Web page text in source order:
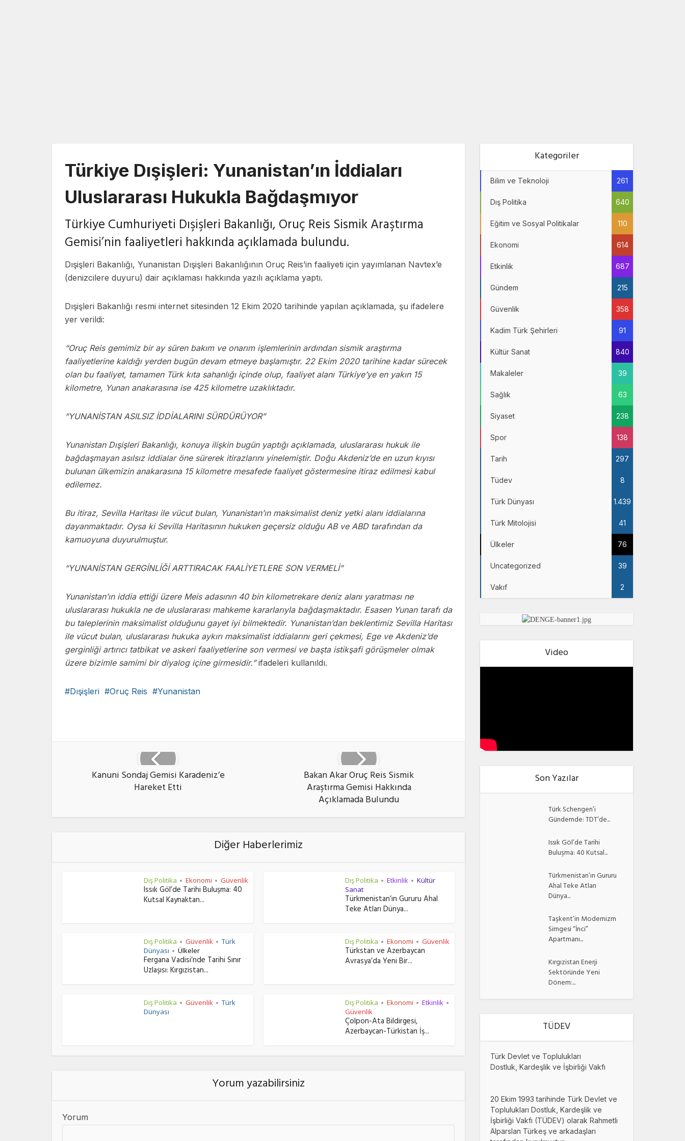
Türkiye Dışişleri: Yunanistan’ın İddiaları
Uluslararası Hukukla Bağdaşmıyor
Türkiye Cumhuriyeti Dışişleri Bakanlığı, Oruç Reis Sismik Araştırma
Gemisi’nin faaliyetleri hakkında açıklamada bulundu.
Dışişleri Bakanlığı, Yunanistan Dışişleri Bakanlığının Oruç Reis’in faaliyeti için yayımlanan Navtex’e
(denizcilere duyuru) dair açıklaması hakkında yazılı açıklama yaptı.
Dışişleri Bakanlığı resmi internet sitesinden 12 Ekim 2020 tarihinde yapılan açıklamada, şu ifadelere
yer verildi:
“Oruç Reis gemimiz bir ay süren bakım ve onarım işlemlerinin ardından sismik araştırma
faaliyetlerine kaldığı yerden bugün devam etmeye başlamıştır. 22 Ekim 2020 tarihine kadar sürecek
olan bu faaliyet, tamamen Türk kıta sahanlığı içinde olup, faaliyet alanı Türkiye’ye en yakın 15
kilometre, Yunan anakarasına ise 425 kilometre uzaklıktadır.
“YUNANİSTAN ASILSIZ İDDİALARINI SÜRDÜRÜYOR”
Yunanistan Dışişleri Bakanlığı, konuya ilişkin bugün yaptığı açıklamada, uluslararası hukuk ile
bağdaşmayan asılsız iddialar öne sürerek itirazlarını yinelemiştir. Doğu Akdeniz’de en uzun kıyısı
bulunan ülkemizin anakarasına 15 kilometre mesafede faaliyet göstermesine itiraz edilmesi kabul
edilemez.
Bu itiraz, Sevilla Haritası ile vücut bulan, Yunanistan’ın maksimalist deniz yetki alanı iddialarına
dayanmaktadır. Oysa ki Sevilla Haritasının hukuken geçersiz olduğu AB ve ABD tarafından da
kamuoyuna duyurulmuştur.
“YUNANİSTAN GERGİNLİĞİ ARTTIRACAK FAALİYETLERE SON VERMELİ”
Yunanistan’ın iddia ettiği üzere Meis adasının 40 bin kilometrekare deniz alanı yaratması ne
uluslararası hukukla ne de uluslararası mahkeme kararlarıyla bağdaşmaktadır. Esasen Yunan tarafı da
bu taleplerinin maksimalist olduğunu gayet iyi bilmektedir. Yunanistan’dan beklentimiz Sevilla Haritası
ile vücut bulan, uluslararası hukuka aykırı maksimalist iddialarını geri çekmesi, Ege ve Akdeniz’de
gerginliği artırıcı tatbikat ve askeri faaliyetlerine son vermesi ve başta istikşafi görüşmeler olmak
üzere bizimle samimi bir diyalog içine girmesidir.”ifadeleri kullanıldı.
Dışişleri Oruç Reis Yunanistan
Kanuni Sondaj Gemisi Karadeniz’e
Hareket Etti
Bakan Akar Oruç Reis Sismik
Araştırma Gemisi Hakkında
Açıklamada Bulundu
Diğer Haberlerimiz
Dış Politika • Ekonomi • Güvenlik
Issık Göl’de Tarihi Buluşma: 40
Kutsal Kaynaktan...
Dış Politika • Etkinlik • Kültür
Sanat
Türkmenistan’ın Gururu Ahal
Teke Atları Dünya...
Dış Politika • Güvenlik • Türk
Dünyası • Ülkeler
Fergana Vadisi’nde Tarihi Sınır
Uzlaşısı: Kırgızistan...
Dış Politika • Ekonomi • Güvenlik
Türkstan ve Azerbaycan
Avrasya’da Yeni Bir...
Dış Politika • Güvenlik • Türk
Dünyası
Dış Politika • Ekonomi • Etkinlik •
Güvenlik
Çolpon-Ata Bildirgesi,
Azerbaycan-Türkistan İş...
Yorum yazabilirsiniz
Yorum
Kategoriler
Bilim ve Teknoloji 261
Dış Politika 640
Eğitim ve Sosyal Politikalar 110
Ekonomi 614
Etkinlik 687
Gündem 215
Güvenlik 358
Kadim Türk Şehirleri 91
Kültür Sanat 840
Makaleler 39
Sağlık 63
Siyaset 238
Spor 138
Tarih 297
Tüdev 8
Türk Dünyası 1.439
Türk Mitolojisi 41
Ülkeler 76
Uncategorized 39
Vakıf 2
Video
Son Yazılar
Türk Schengen’i
Gündemde: TDT’de...
Issık Göl’de Tarihi
Buluşma: 40 Kutsal...
Türkmenistan’ın Gururu
Ahal Teke Atları
Dünya...
Taşkent’in Modernizm
Simgesi “İnci”
Apartmanı...
Kırgızistan Enerji
Sektöründe Yeni
Dönem:...
TÜDEV
Türk Devlet ve Toplulukları
Dostluk, Kardeşlik ve İşbirliği Vakfı
20 Ekim 1993 tarihinde Türk Devlet ve
Toplulukları Dostluk, Kardeşlik ve
İşbirliği Vakfı (TÜDEV) olarak Rahmetli
Alparslan Türkeş ve arkadaşları